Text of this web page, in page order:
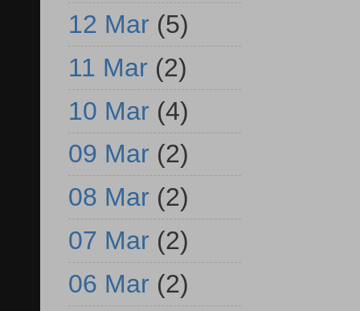
12 Mar (5)
11 Mar (2)
10 Mar (4)
09 Mar (2)
08 Mar (2)
07 Mar (2)
06 Mar (2)